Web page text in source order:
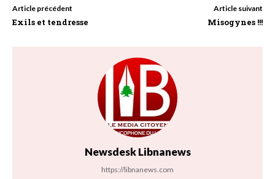
Article précédent
Exils et tendresse
Article suivant
Misogynes !!!
Newsdesk Libnanews
https://libnanews.com